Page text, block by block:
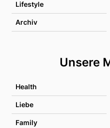
Lifestyle
Archiv
Unsere
Health
Liebe
Family